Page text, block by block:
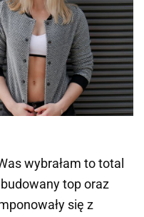
wybrałam to total
top oraz
się z